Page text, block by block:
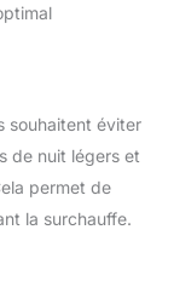
souhaitent éviter
de nuit légers et
permet de
la surchauffe.